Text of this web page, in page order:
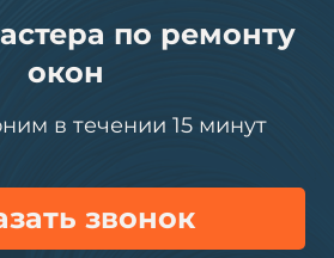
по ремонту
окон
в течении 15 минут
звонок